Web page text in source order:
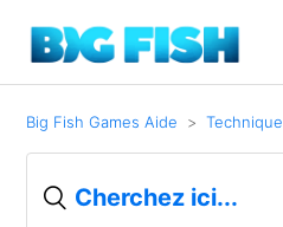
Big Fish Games Aide Technique